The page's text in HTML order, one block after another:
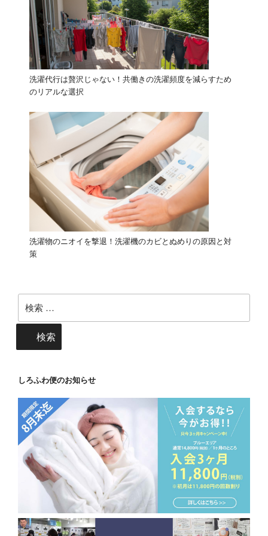
洗濯代行は贅沢じゃない！共働きの洗濯頻度を減らすため
のリアルな選択
洗濯物のニオイを撃退！洗濯機のカビとぬめりの原因と対
策
索:
検索
しろふわ便のお知らせ